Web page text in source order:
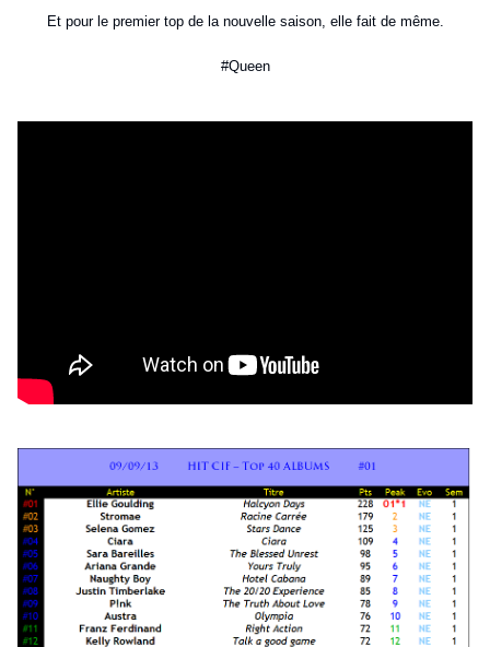
Et pour le premier top de la nouvelle saison, elle fait de même.
#Queen